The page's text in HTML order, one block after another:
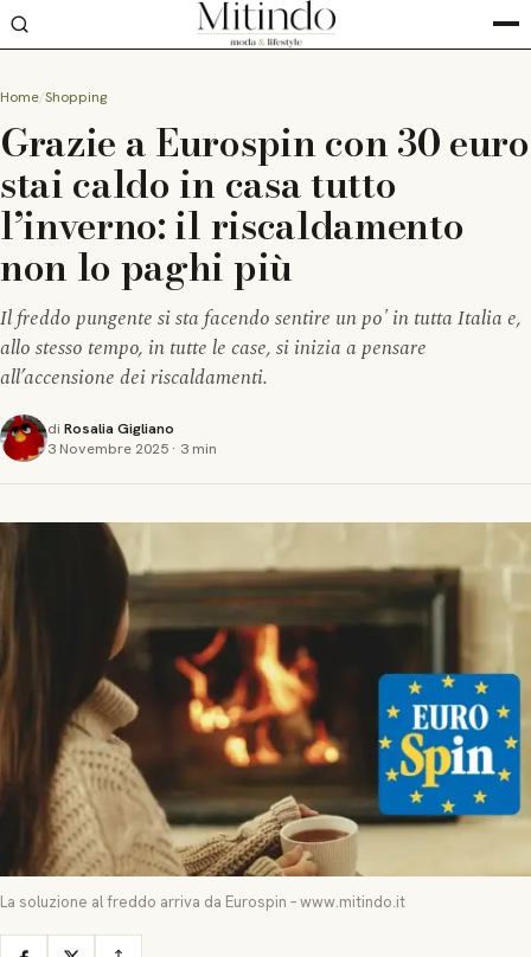
Home Shopping
Grazie a Eurospin con 30 euro
stai caldo in casa tutto
l’inverno: il riscaldamento
non lo paghi più
Il freddo pungente si sta facendo sentire un po' in tutta Italia e,
allo stesso tempo, in tutte le case, si inizia a pensare
all’accensione dei riscaldamenti.
di Rosalia Gigliano
3 Novembre 2025 · 3 min
La soluzione al freddo arriva da Eurospin – www.mitindo.it